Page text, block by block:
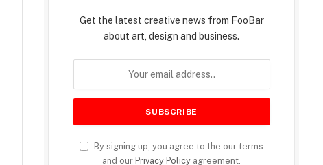
Get the latest creative news from FooBar
about art, design and business.
By signing up, you agree to the our terms
and our Privacy Policy agreement.